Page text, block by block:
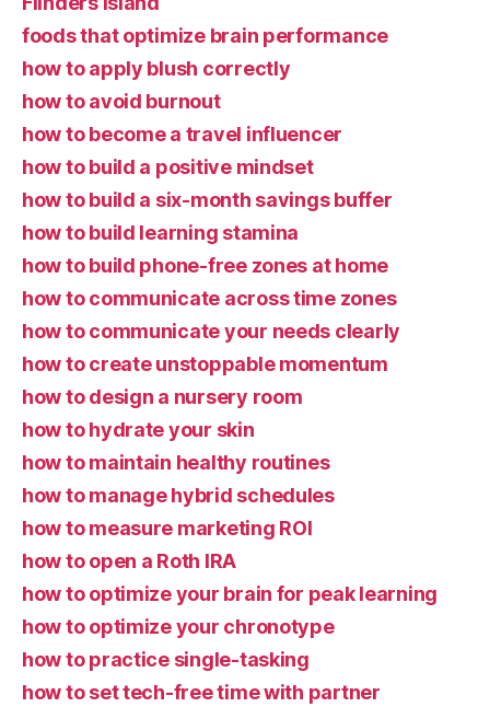
foods that optimize brain performance
how to apply blush correctly
how to avoid burnout
how to become a travel influencer
how to build a positive mindset
how to build a six-month savings buffer
how to build learning stamina
how to build phone-free zones at home
how to communicate across time zones
how to communicate your needs clearly
how to create unstoppable momentum
how to design a nursery room
how to hydrate your skin
how to maintain healthy routines
how to manage hybrid schedules
how to measure marketing ROI
how to open a Roth IRA
how to optimize your brain for peak learning
how to optimize your chronotype
how to practice single-tasking
how to set tech-free time with partner